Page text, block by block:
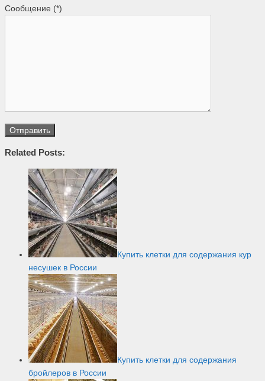
Сообщение (*)
Related Posts:
Купить клетки для содержания кур
несушек в России
Купить клетки для содержания
бройлеров в России